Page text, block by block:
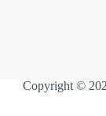
Copyright ©